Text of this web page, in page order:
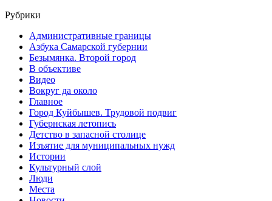
Рубрики
Административные границы
Азбука Самарской губернии
Безымянка. Второй город
В объективе
Видео
Вокруг да около
Главное
Город Куйбышев. Трудовой подвиг
Губернская летопись
Детство в запасной столице
Изъятие для муниципальных нужд
Истории
Культурный слой
Люди
Места